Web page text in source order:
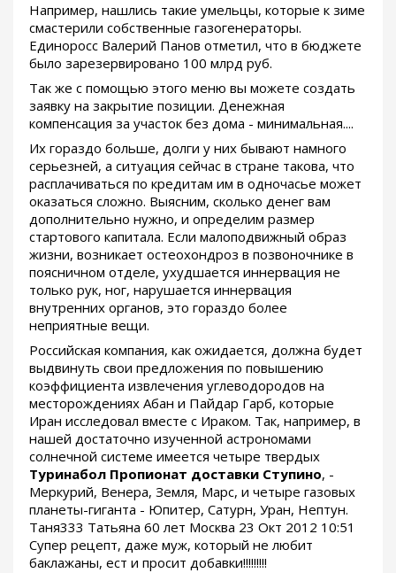
Например, нашлись такие умельцы, которые к зиме
смастерили собственные газогенераторы.
Единоросс Валерий Панов отметил, что в бюджете
было зарезервировано 100 млрд руб.
Так же с помощью этого меню вы можете создать
заявку на закрытие позиции. Денежная
компенсация за участок без дома - минимальная....
Их гораздо больше, долги у них бывают намного
серьезней, а ситуация сейчас в стране такова, что
расплачиваться по кредитам им в одночасье может
оказаться сложно. Выясним, сколько денег вам
дополнительно нужно, и определим размер
стартового капитала. Если малоподвижный образ
жизни, возникает остеохондроз в позвоночнике в
поясничном отделе, ухудшается иннервация не
только рук, ног, нарушается иннервация
внутренних органов, это гораздо более
неприятные вещи.
Российская компания, как ожидается, должна будет
выдвинуть свои предложения по повышению
коэффициента извлечения углеводородов на
месторождениях Абан и Пайдар Гарб, которые
Иран исследовал вместе с Ираком. Так, например, в
нашей достаточно изученной астрономами
солнечной системе имеется четыре твердых
Туринабол Пропионат доставки Ступино, -
Меркурий, Венера, Земля, Марс, и четыре газовых
планеты-гиганта - Юпитер, Сатурн, Уран, Нептун.
Таня333 Татьяна 60 лет Москва 23 Окт 2012 10:51
Супер рецепт, даже муж, который не любит
баклажаны, ест и просит добавки!!!!!!!!!